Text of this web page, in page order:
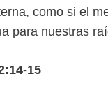
como si el
para nuestras
15